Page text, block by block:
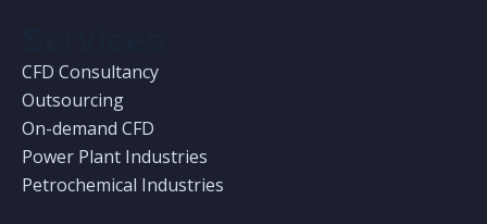
CFD Consultancy
Outsourcing
On-demand CFD
Power Plant Industries
Petrochemical Industries